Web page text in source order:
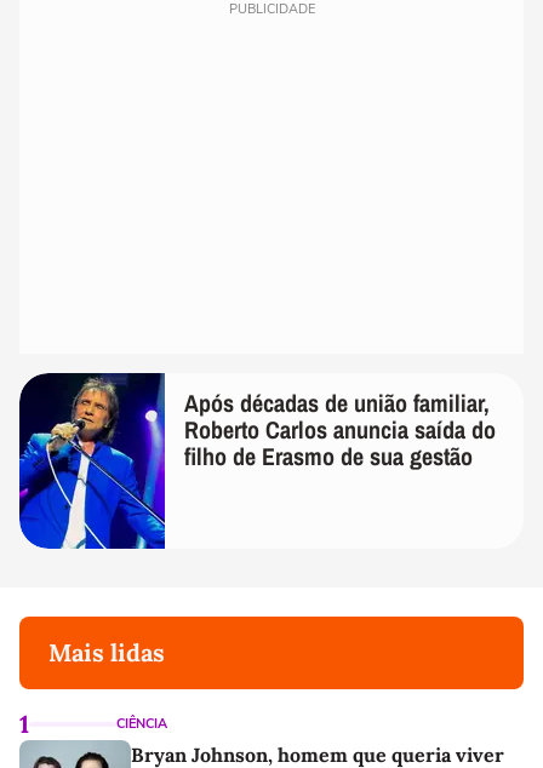
PUBLICIDADE
Após décadas de união familiar,
Roberto Carlos anuncia saída do
filho de Erasmo de sua gestão
Mais lidas
1 CIÊNCIA
Bryan Johnson, homem que queria viver